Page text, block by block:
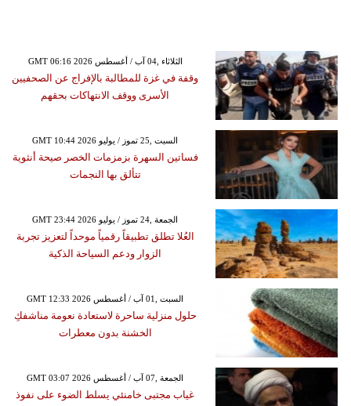
GMT 06:16 2026 الثلاثاء ,04 آب / أغسطس
وقفة في غزة للمطالبة بالإفراج عن الصحفيين
الأسرى ووقف الانتهاكات بحقهم
GMT 10:44 2026 السبت ,25 تموز / يوليو
فساتين السهرة بزمزمات الخصر صيحة أنثوية
تتألق بها النجمات
GMT 23:44 2026 الجمعة ,24 تموز / يوليو
العُلا تطلق تطبيقاً رقمياً موحداً لتعزيز تجربة
الزوار ودعم السياحة الذكية
GMT 12:33 2026 السبت ,01 آب / أغسطس
حلول منزلية ساحرة لاستعادة نعومة مناشفكِ
الخشنة بدون معطرات
GMT 03:07 2026 الجمعة ,07 آب / أغسطس
غياب مجتبى خامنئي يسلط الضوء على نفوذ